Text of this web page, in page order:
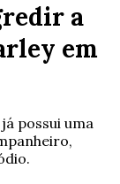
a
em
possui uma